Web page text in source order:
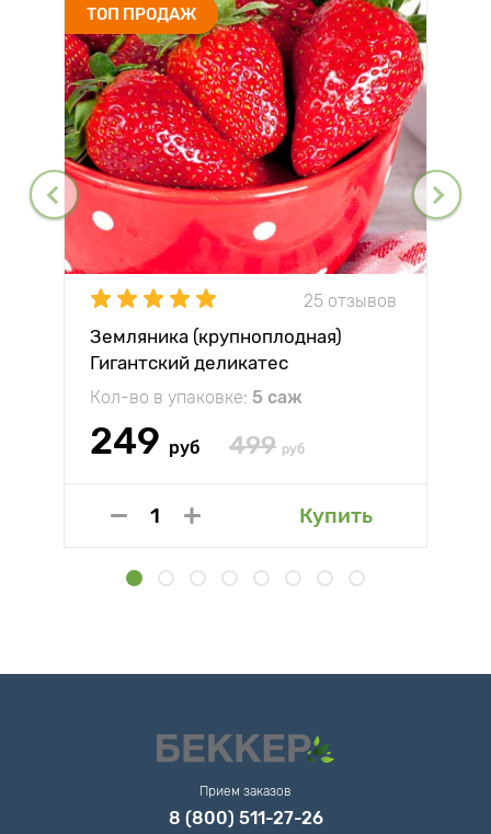
ТОП ПРОДАЖ
25 отзывов
Земляника (крупноплодная)
Гигантский деликатес
Кол-во в упаковке: 5 саж
249 руб 499 руб
Купить
Прием заказов
8 (800) 511-27-26